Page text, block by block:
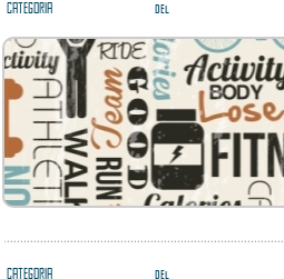
CATEGORIA del
CATEGORIA del